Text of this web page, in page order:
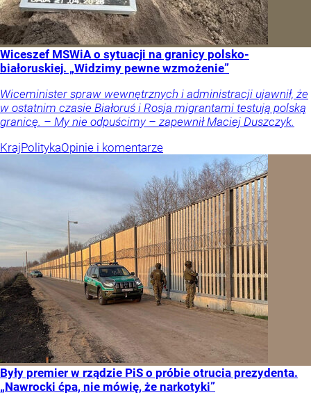
Wiceszef MSWiA o sytuacji na granicy polsko-
białoruskiej. „Widzimy pewne wzmożenie”
Wiceminister spraw wewnętrznych i administracji ujawnił, że
w ostatnim czasie Białoruś i Rosja migrantami testują polską
granicę. – My nie odpuścimy – zapewnił Maciej Duszczyk.
KrajPolitykaOpinie i komentarze
Były premier w rządzie PiS o próbie otrucia prezydenta.
„Nawrocki ćpa, nie mówię, że narkotyki”